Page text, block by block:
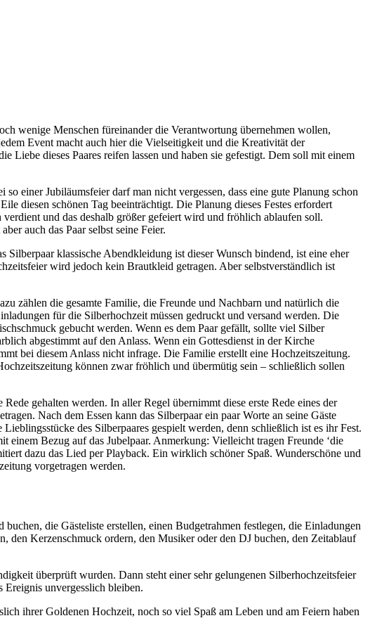
wenige Menschen füreinander die Verantwortung übernehmen wollen,
Event macht auch hier die Vielseitigkeit und die Kreativität der
Liebe dieses Paares reifen lassen und haben sie gefestigt. Dem soll mit einem
einer Jubiläumsfeier darf man nicht vergessen, dass eine gute Planung schon
diesen schönen Tag beeinträchtigt. Die Planung dieses Festes erfordert
und das deshalb größer gefeiert wird und fröhlich ablaufen soll.
auch das Paar selbst seine Feier.
klassische Abendkleidung ist dieser Wunsch bindend, ist eine eher
wird jedoch kein Brautkleid getragen. Aber selbstverständlich ist
zählen die gesamte Familie, die Freunde und Nachbarn und natürlich die
für die Silberhochzeit müssen gedruckt und versand werden. Die
gebucht werden. Wenn es dem Paar gefällt, sollte viel Silber
abgestimmt auf den Anlass. Wenn ein Gottesdienst in der Kirche
bei diesem Anlass nicht infrage. Die Familie erstellt eine Hochzeitszeitung.
können zwar fröhlich und übermütig sein – schließlich sollen
gehalten werden. In aller Regel übernimmt diese erste Rede eines der
Nach dem Essen kann das Silberpaar ein paar Worte an seine Gäste
des Silberpaares gespielt werden, denn schließlich ist es ihr Fest.
Bezug auf das Jubelpaar. Anmerkung: Vielleicht tragen Freunde ‘die
dazu das Lied per Playback. Ein wirklich schöner Spaß. Wunderschöne und
vorgetragen werden.
die Gästeliste erstellen, einen Budgetrahmen festlegen, die Einladungen
den Kerzenschmuck ordern, den Musiker oder den DJ buchen, den Zeitablauf
überprüft wurden. Dann steht einer sehr gelungenen Silberhochzeitsfeier
unvergesslich bleiben.
ihrer Goldenen Hochzeit, noch so viel Spaß am Leben und am Feiern haben